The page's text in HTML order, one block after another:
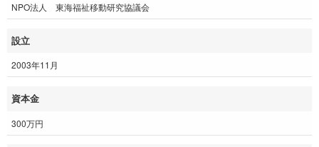
NPO法人 東海福祉移動研究協議会
設立
2003年11月
資本金
300万円